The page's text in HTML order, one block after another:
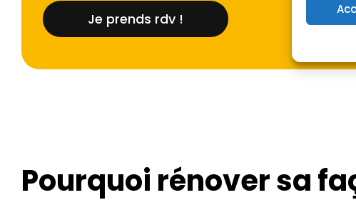
Je prends rdv !
Pourquoi rénover sa